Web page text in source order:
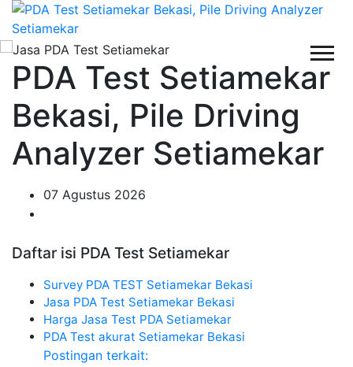
PDA Test Setiamekar
Bekasi, Pile Driving
Analyzer Setiamekar
07 Agustus 2026
Daftar isi PDA Test Setiamekar
Survey PDA TEST Setiamekar Bekasi
Jasa PDA Test Setiamekar Bekasi
Harga Jasa Test PDA Setiamekar
PDA Test akurat Setiamekar Bekasi
Postingan terkait: